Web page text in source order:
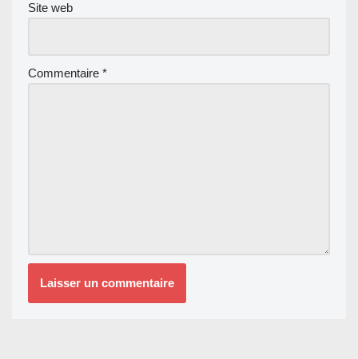
Site web
Commentaire *